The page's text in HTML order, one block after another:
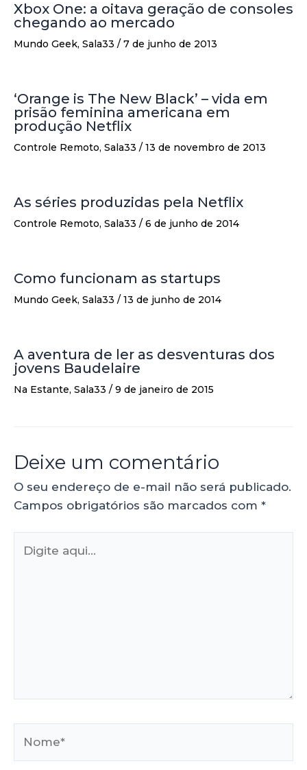
Xbox One: a oitava geração de consoles
chegando ao mercado
Mundo Geek, Sala33 / 7 de junho de 2013
‘Orange is The New Black’ – vida em
prisão feminina americana em
produção Netflix
Controle Remoto, Sala33 / 13 de novembro de 2013
As séries produzidas pela Netflix
Controle Remoto, Sala33 / 6 de junho de 2014
Como funcionam as startups
Mundo Geek, Sala33 / 13 de junho de 2014
A aventura de ler as desventuras dos
jovens Baudelaire
Na Estante, Sala33 / 9 de janeiro de 2015
Deixe um comentário
O seu endereço de e-mail não será publicado.
Campos obrigatórios são marcados com *